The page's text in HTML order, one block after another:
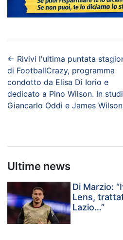
← Rivivi l'ultima puntata
di FootballCrazy, programma
condotto da Elisa Di Iorio e
dedicato a Pino Wilson. In
Giancarlo Oddi e James Wilson
Ultime news
Di Marzio:
Lens,
Lazio…”